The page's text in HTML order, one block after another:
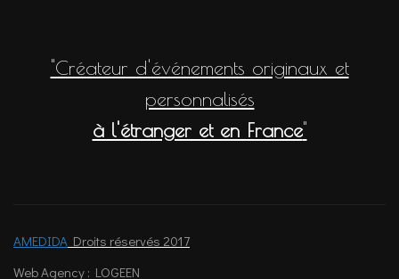
"Créateur d'événements originaux et
personnalisés
à l'étranger et en France"
AMEDIDA Droits réservés 2017
Web Agency : LOGEEN